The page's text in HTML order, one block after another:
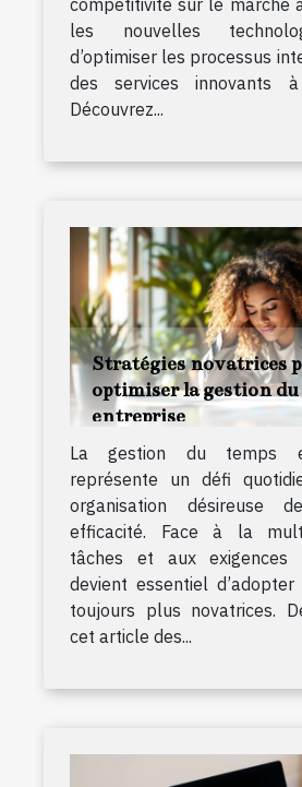
compétitivité sur le marché
les nouvelles
d’optimiser les processus
des services innovants
Découvrez...
Stratégies novatrices
optimiser la gestion du
entreprise
La gestion du temps
représente un défi
organisation désireuse
efficacité. Face à la
tâches et aux exigences
devient essentiel
toujours plus novatrices.
cet article des...